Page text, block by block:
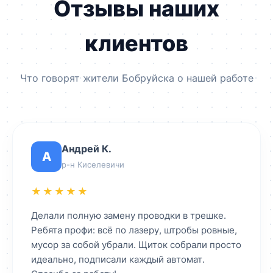
Отзывы наших
клиентов
Что говорят жители Бобруйска о нашей работе
А
Андрей К.
р-н Киселевичи
★★★★★
Делали полную замену проводки в трешке.
Ребята профи: всё по лазеру, штробы ровные,
мусор за собой убрали. Щиток собрали просто
идеально, подписали каждый автомат.